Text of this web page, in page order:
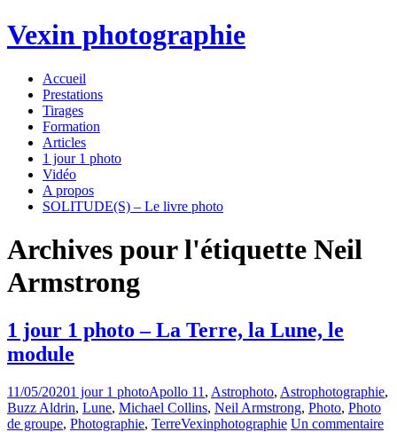
Vexin photographie
Aller
contenu
principal
Accueil
Prestations
Tirages
Formation
Articles
1 jour 1 photo
Vidéo
A propos
SOLITUDE(S) – Le livre photo
Archives pour l'étiquette Neil
Armstrong
1 jour 1 photo – La Terre, la Lune, le
module
11/05/20201 jour 1 photoApollo 11 , Astrophoto, Astrophotographie,
Buzz Aldrin, Lune, Michael Collins, Neil Armstrong, Photo, Photo
de groupe, Photographie, TerreVexinphotographie Un commentaire